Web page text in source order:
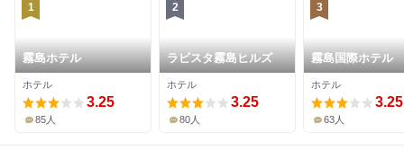
1
霧島ホテル
ホテル
3.25
85人
2
ラビスタ霧島ヒルズ
ホテル
3.25
80人
3
霧島国際ホテル
ホテル
3.25
63人